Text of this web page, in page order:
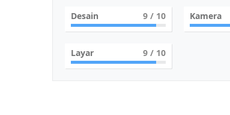
Desain 9/ 10 Kamera
Layar 9/ 10